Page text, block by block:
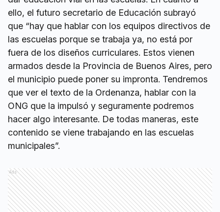
ello, el futuro secretario de Educación subrayó
que “hay que hablar con los equipos directivos de
las escuelas porque se trabaja ya, no está por
fuera de los diseños curriculares. Estos vienen
armados desde la Provincia de Buenos Aires, pero
el municipio puede poner su impronta. Tendremos
que ver el texto de la Ordenanza, hablar con la
ONG que la impulsó y seguramente podremos
hacer algo interesante. De todas maneras, este
contenido se viene trabajando en las escuelas
municipales”.
Ads